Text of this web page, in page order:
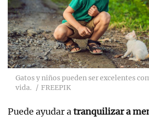
Gatos y niños pueden ser excelentes
vida.
FREEPIK
Puede ayudar atranquilizar a